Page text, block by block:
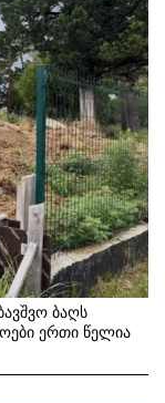
ბაღს
ერთი წელია